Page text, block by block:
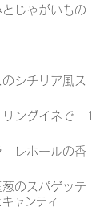
ャンティ
じゃがいもの
シチリア風ス
ングイネで　1
レホールの香
のスパゲッテ